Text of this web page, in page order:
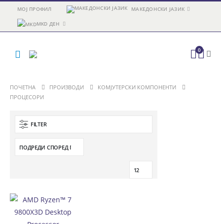
МОЈ ПРОФИЛ МАКЕДОНСКИ ЈАЗИК
MKD ДЕН
0
ПОЧЕТНА ПРОИЗВОДИ
КОМЈУТЕРСКИ КОМПОНЕНТИ
ПРОЦЕСОРИ
FILTER